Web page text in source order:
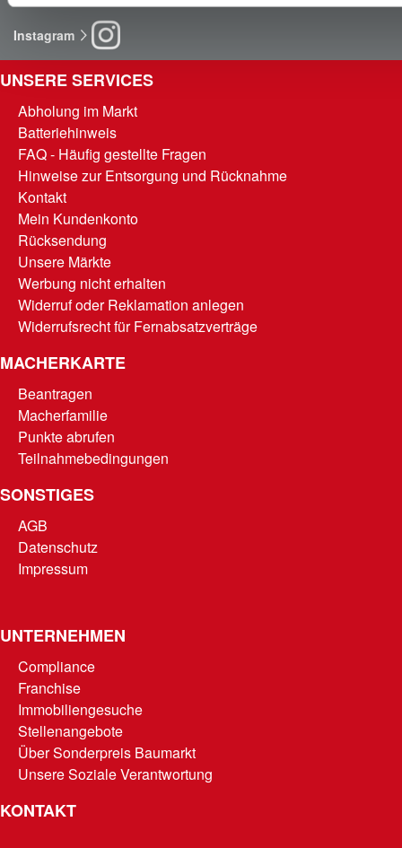
Instagram
UNSERE SERVICES
Abholung im Markt
Batteriehinweis
FAQ - Häufig gestellte Fragen
Hinweise zur Entsorgung und Rücknahme
Kontakt
Mein Kundenkonto
Rücksendung
Unsere Märkte
Werbung nicht erhalten
Widerruf oder Reklamation anlegen
Widerrufsrecht für Fernabsatzverträge
MACHERKARTE
Beantragen
Macherfamilie
Punkte abrufen
Teilnahmebedingungen
SONSTIGES
AGB
Datenschutz
Impressum
UNTERNEHMEN
Compliance
Franchise
Immobiliengesuche
Stellenangebote
Über Sonderpreis Baumarkt
Unsere Soziale Verantwortung
KONTAKT